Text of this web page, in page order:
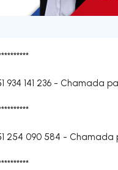
934 141 236 - Chamada
254 090 584 - Chamada